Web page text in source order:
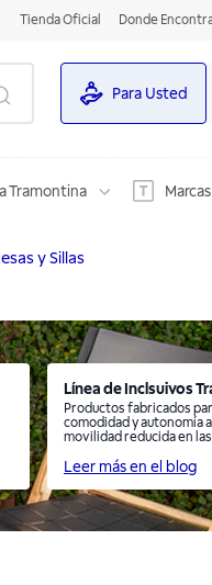
Tienda Oficial Donde
Para Usted
Tramontina Marcas
y Sillas
Línea de Inclsuivos
Productos fabricados
comodidad y autonomía
movilidad reducida en
neurodiversos.
Leer más en el blog